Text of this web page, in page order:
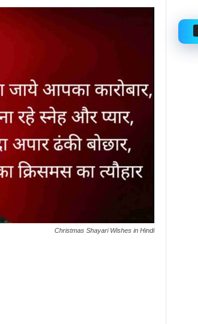
Christmas Shayari Wishes in Hindi